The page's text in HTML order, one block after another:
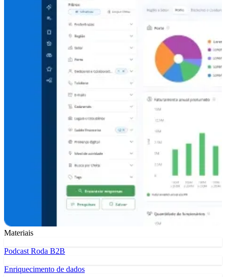
Materiais
Podcast Roda B2B
Enriquecimento de dados